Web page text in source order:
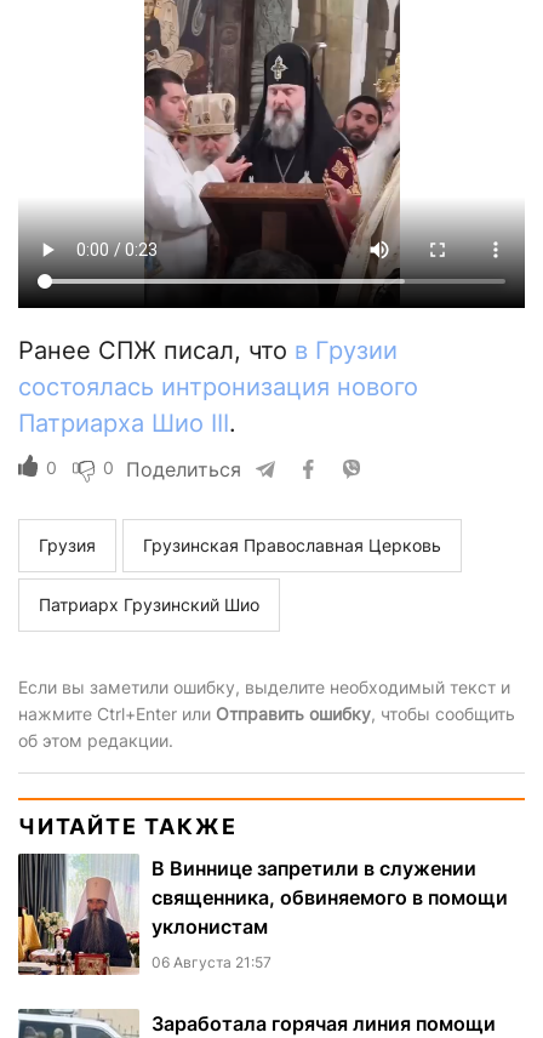
Ранее СПЖ писал, что в Грузии
состоялась интронизация нового
Патриарха Шио III.
0 0 Поделиться
Грузия Грузинская Православная Церковь
Патриарх Грузинский Шио
Если вы заметили ошибку, выделите необходимый текст и
нажмите Ctrl+Enter или Отправить ошибку, чтобы сообщить
об этом редакции.
ЧИТАЙТЕ ТАКЖЕ
В Виннице запретили в служении
священника, обвиняемого в помощи
уклонистам
06 Августа 21:57
Заработала горячая линия помощи